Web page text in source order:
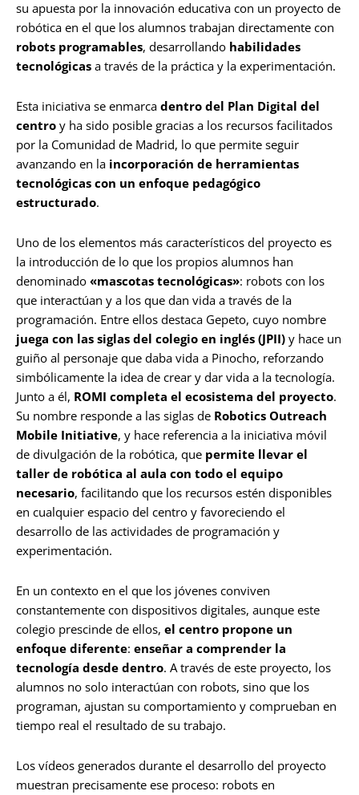
su apuesta por la innovación educativa con un proyecto de
robótica en el que los alumnos trabajan directamente con
robots programables, desarrollando habilidades
tecnológicas a través de la práctica y la experimentación.
Esta iniciativa se enmarca dentro del Plan Digital del
centro y ha sido posible gracias a los recursos facilitados
por la Comunidad de Madrid, lo que permite seguir
avanzando en la incorporación de herramientas
tecnológicas con un enfoque pedagógico
estructurado.
Uno de los elementos más característicos del proyecto es
la introducción de lo que los propios alumnos han
denominado «mascotas tecnológicas»: robots con los
que interactúan y a los que dan vida a través de la
programación. Entre ellos destaca Gepeto, cuyo nombre
juega con las siglas del colegio en inglés (JPII) y hace un
guiño al personaje que daba vida a Pinocho, reforzando
simbólicamente la idea de crear y dar vida a la tecnología.
Junto a él, ROMI completa el ecosistema del proyecto.
Su nombre responde a las siglas de Robotics Outreach
Mobile Initiative, y hace referencia a la iniciativa móvil
de divulgación de la robótica, que permite llevar el
taller de robótica al aula con todo el equipo
necesario, facilitando que los recursos estén disponibles
en cualquier espacio del centro y favoreciendo el
desarrollo de las actividades de programación y
experimentación.
En un contexto en el que los jóvenes conviven
constantemente con dispositivos digitales, aunque este
colegio prescinde de ellos, el centro propone un
enfoque diferente: enseñar a comprender la
tecnología desde dentro. A través de este proyecto, los
alumnos no solo interactúan con robots, sino que los
programan, ajustan su comportamiento y comprueban en
tiempo real el resultado de su trabajo.
Los vídeos generados durante el desarrollo del proyecto
muestran precisamente ese proceso: robots en